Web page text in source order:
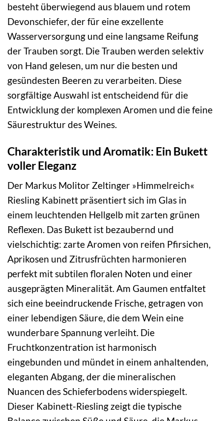
besteht überwiegend aus blauem und rotem
Devonschiefer, der für eine exzellente
Wasserversorgung und eine langsame Reifung
der Trauben sorgt. Die Trauben werden selektiv
von Hand gelesen, um nur die besten und
gesündesten Beeren zu verarbeiten. Diese
sorgfältige Auswahl ist entscheidend für die
Entwicklung der komplexen Aromen und die feine
Säurestruktur des Weines.
Charakteristik und Aromatik: Ein Bukett
voller Eleganz
Der Markus Molitor Zeltinger »Himmelreich«
Riesling Kabinett präsentiert sich im Glas in
einem leuchtenden Hellgelb mit zarten grünen
Reflexen. Das Bukett ist bezaubernd und
vielschichtig: zarte Aromen von reifen Pfirsichen,
Aprikosen und Zitrusfrüchten harmonieren
perfekt mit subtilen floralen Noten und einer
ausgeprägten Mineralität. Am Gaumen entfaltet
sich eine beeindruckende Frische, getragen von
einer lebendigen Säure, die dem Wein eine
wunderbare Spannung verleiht. Die
Fruchtkonzentration ist harmonisch
eingebunden und mündet in einem anhaltenden,
eleganten Abgang, der die mineralischen
Nuancen des Schieferbodens widerspiegelt.
Dieser Kabinett-Riesling zeigt die typische